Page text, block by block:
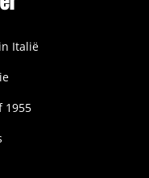
Italië
1955